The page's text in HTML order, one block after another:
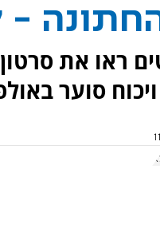
-
ראו את
סוער